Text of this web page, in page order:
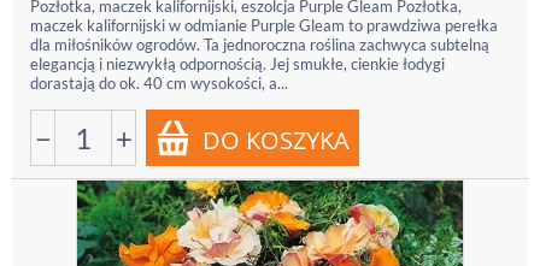
Pozłotka, maczek kalifornijski, eszolcja Purple Gleam Pozłotka,
maczek kalifornijski w odmianie Purple Gleam to prawdziwa perełka
dla miłośników ogrodów. Ta jednoroczna roślina zachwyca subtelną
elegancją i niezwykłą odpornością. Jej smukłe, cienkie łodygi
dorastają do ok. 40 cm wysokości, a...
− +